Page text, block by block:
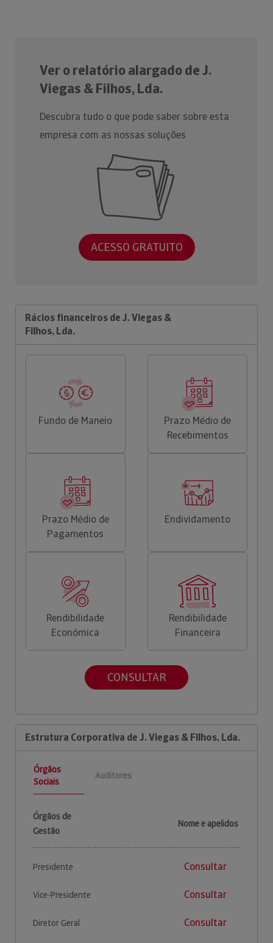
Ver o relatório alargado de J.
Viegas & Filhos, Lda.
Descubra tudo o que pode saber sobre esta
empresa com as nossas soluções
ACESSO GRATUITO
Rácios financeiros de J. Viegas &
Filhos, Lda.
Fundo de Maneio
Prazo Médio de
Recebimentos
Prazo Médio de
Pagamentos
Endividamento
Rendibilidade
Económica
Rendibilidade
Financeira
CONSULTAR
Estrutura Corporativa de J. Viegas & Filhos, Lda.
Órgãos
Sociais
Auditores
Órgãos de
Gestão
Nome e apelidos
Presidente Consultar
Vice-Presidente Consultar
Diretor Geral Consultar